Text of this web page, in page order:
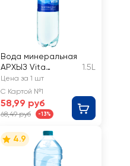
Вода минеральная
АРХЫЗ Vita
природная
столовая
газированная
1.5L
Цена за 1 шт
С Картой №1
58,99 руб
68,49 руб -13%
4.9